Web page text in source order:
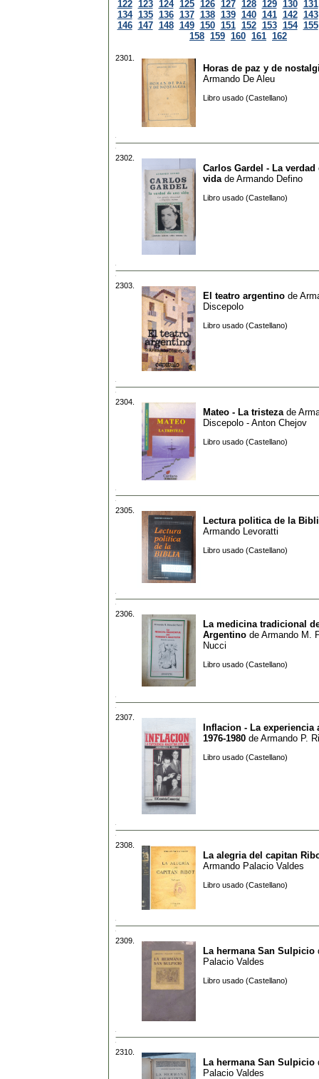
122 123 124 125 126 127 128 129 130 131
134 135 136 137 138 139 140 141 142 143
146 147 148 149 150 151 152 153 154 155
158 159 160 161 162
2301.
Horas de paz y de
Armando De Aleu
Libro usado (Castellano)
2302.
Carlos Gardel - La verdad
vida de Armando Defino
Libro usado (Castellano)
2303.
El teatro argentino de
Discepolo
Libro usado (Castellano)
2304.
Mateo - La tristeza de
Discepolo - Anton Chejov
Libro usado (Castellano)
2305.
Lectura politica de la
Armando Levoratti
Libro usado (Castellano)
2306.
La medicina tradicional
Argentino de Armando M.
Nucci
Libro usado (Castellano)
2307.
Inflacion - La experiencia
1976-1980 de Armando P.
Libro usado (Castellano)
2308.
La alegria del capitan
Armando Palacio Valdes
Libro usado (Castellano)
2309.
La hermana San Sulpicio
Palacio Valdes
Libro usado (Castellano)
2310.
La hermana San Sulpicio
Palacio Valdes